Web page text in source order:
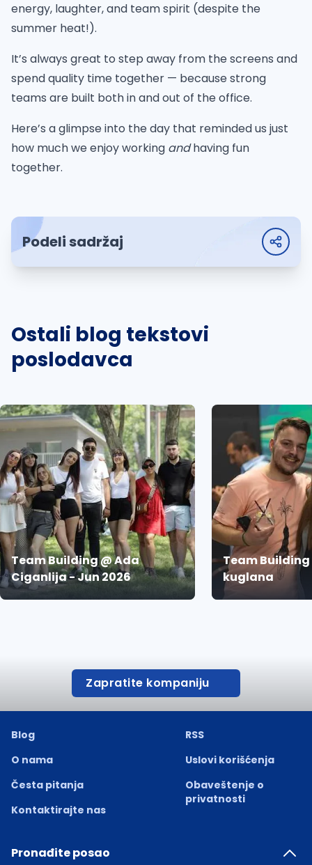
energy, laughter, and team spirit (despite the
summer heat!).
It’s always great to step away from the screens and
spend quality time together — because strong
teams are built both in and out of the office.
Here’s a glimpse into the day that reminded us just
how much we enjoy working andhaving fun
together.
Podeli sadržaj
Ostali blog tekstovi
poslodavca
Team Building @ Ada
Ciganlija - Jun 2026
Team Building
kuglana
Zapratite kompaniju
Blog
O nama
Česta pitanja
Kontaktirajte nas
RSS
Uslovi korišćenja
Obaveštenje o
privatnosti
Pronađite posao